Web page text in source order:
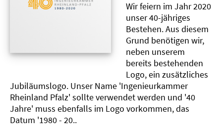
Wir feiern im Jahr 2020
unser 40-jähriges
Bestehen. Aus diesem
Grund benötigen wir,
neben unserem
bereits bestehenden
Logo, ein zusätzliches
Jubiläumslogo. Unser Name 'Ingenieurkammer
Rheinland Pfalz' sollte verwendet werden und '40
Jahre' muss ebenfalls im Logo vorkommen, das
Datum '1980 - 20..